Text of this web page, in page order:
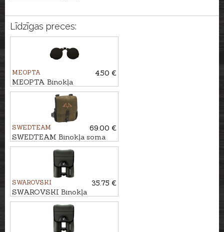
Līdzīgas preces:
MEOPTA
4.50 €
MEOPTA Binokļa
aizsargvāciņš BD42
SWEDTEAM
69.00 €
SWEDTEAM Binokļa soma
RIDGE BINO
SWAROVSKI
35.75 €
SWAROVSKI Binokļa
aizsargapvalks EL